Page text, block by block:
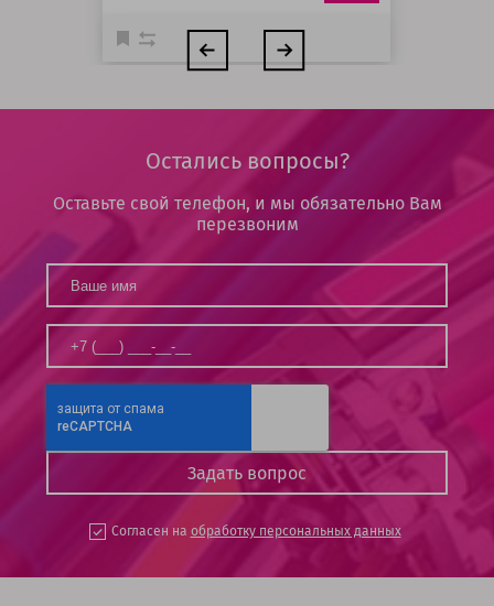
Остались вопросы?
Оставьте свой телефон, и мы обязательно Вам
перезвоним
Согласен на обработку персональных данных